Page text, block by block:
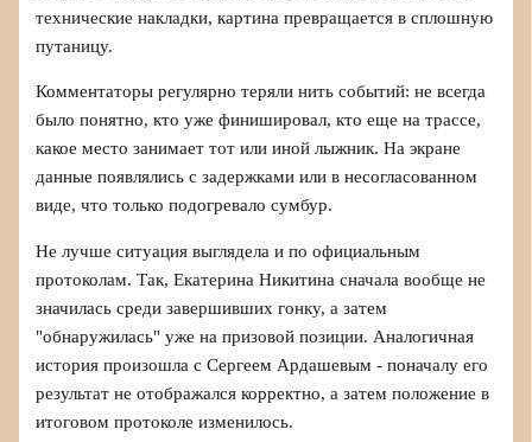
технические накладки, картина превращается в сплошную
путаницу.
Комментаторы регулярно теряли нить событий: не всегда
было понятно, кто уже финишировал, кто еще на трассе,
какое место занимает тот или иной лыжник. На экране
данные появлялись с задержками или в несогласованном
виде, что только подогревало сумбур.
Не лучше ситуация выглядела и по официальным
протоколам. Так, Екатерина Никитина сначала вообще не
значилась среди завершивших гонку, а затем
"обнаружилась" уже на призовой позиции. Аналогичная
история произошла с Сергеем Ардашевым - поначалу его
результат не отображался корректно, а затем положение в
итоговом протоколе изменилось.